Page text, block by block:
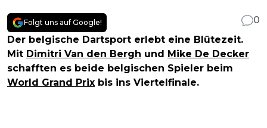
Folgt uns auf Google!
0
Der belgische Dartsport erlebt eine Blütezeit.
Mit Dimitri Van den Bergh und Mike De Decker
schafften es beide belgischen Spieler beim
World Grand Prix bis ins Viertelfinale.